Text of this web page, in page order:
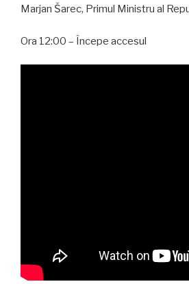
Marjan Šarec, Primul Ministru al
Ora 12:00 – Începe accesul